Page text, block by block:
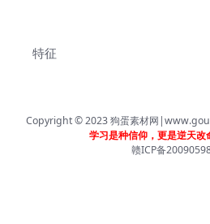
特征
Copyright © 2023狗蛋素材网
学习是种信仰，更是逆天改
赣ICP备